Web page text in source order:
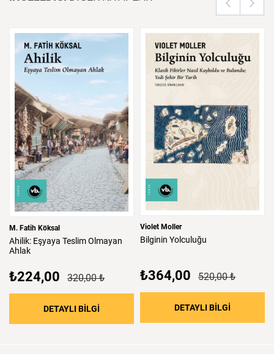
M. Fatih Köksal
Ahilik: Eşyaya TeslimOlmayan
Ahlak
₺224,00 320,00 ₺
DETAYLI BİLGİ : Ahilik: Eşyaya Teslim Olmayan Ahlak
Violet Moller
Bilginin Yolculuğu
₺364,00 520,00 ₺
DETAYLI BİLGİ